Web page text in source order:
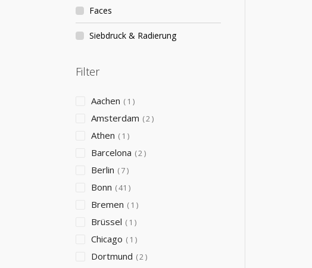
Faces
Siebdruck & Radierung
Filter
Aachen 1
Amsterdam 2
Athen 1
Barcelona 2
Berlin 7
Bonn 41
Bremen 1
Brüssel 1
Chicago 1
Dortmund 2